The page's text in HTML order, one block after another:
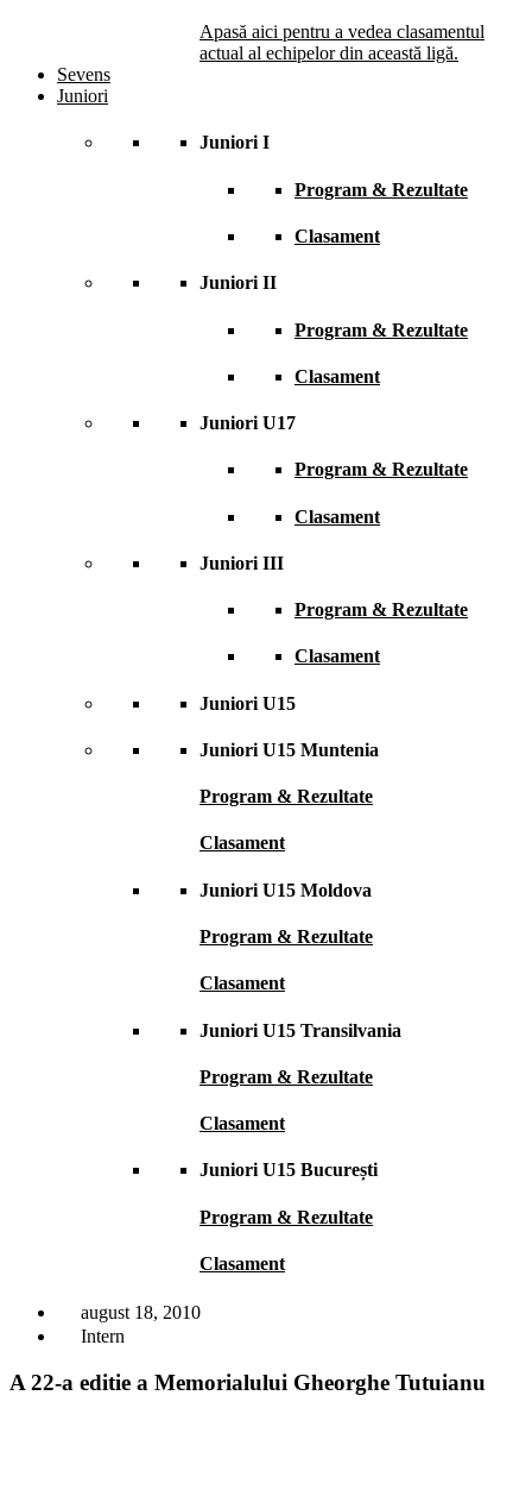
Apasă aici pentru a vedea clasamentul
actual al echipelor din această ligă.
Sevens
Juniori
Juniori I
Program & Rezultate
Clasament
Juniori II
Program & Rezultate
Clasament
Juniori U17
Program & Rezultate
Clasament
Juniori III
Program & Rezultate
Clasament
Juniori U15
Juniori U15 Muntenia
Program & Rezultate
Clasament
Juniori U15 Moldova
Program & Rezultate
Clasament
Juniori U15 Transilvania
Program & Rezultate
Clasament
Juniori U15 București
Program & Rezultate
Clasament
august 18, 2010
Intern
A 22-a editie a Memorialului Gheorghe Tutuianu